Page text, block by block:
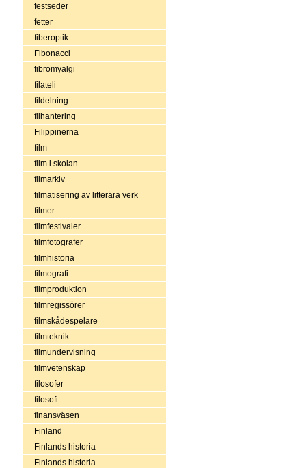
festseder
fetter
fiberoptik
Fibonacci
fibromyalgi
filateli
fildelning
filhantering
Filippinerna
film
film i skolan
filmarkiv
filmatisering av litterära verk
filmer
filmfestivaler
filmfotografer
filmhistoria
filmografi
filmproduktion
filmregissörer
filmskådespelare
filmteknik
filmundervisning
filmvetenskap
filosofer
filosofi
finansväsen
Finland
Finlands historia
Finlands historia